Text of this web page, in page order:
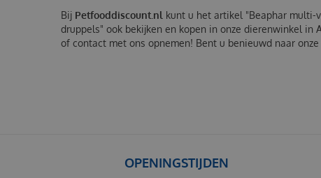
Bij Petfooddiscount.nl kunt u het artikel "Beaphar
druppels" ook bekijken en kopen in onze dierenwinkel
of contact met ons opnemen! Bent u benieuwd naar
OPENINGSTIJDEN